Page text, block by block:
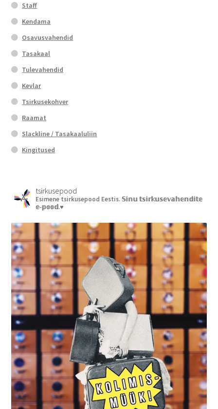
Staff
Kendama
Osavusvahendid
Tasakaal
Tulevahendid
Kevlar
Tsirkusekohver
Raamat
Slackline / Tasakaaluliin
Kingitused
tsirkusepood
Esimene tsirkusepood Eestis. 𝕊𝕚𝕟𝕦 𝕥𝕤𝕚𝕣𝕜𝕦𝕤𝕖𝕧𝕒𝕙𝕖𝕟𝕕𝕚𝕥𝕖
𝕖-𝕡𝕠𝕠𝕕.♥︎